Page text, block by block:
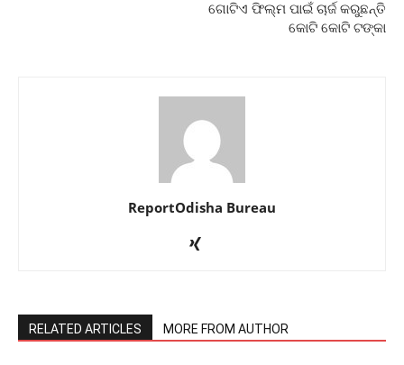
ଗୋଟିଏ ଫିଲ୍ମ ପାଇଁ ଚାର୍ଜ କରୁଛନ୍ତି
କୋଟି କୋଟି ଟଙ୍କା
ReportOdisha Bureau
RELATED ARTICLES MORE FROM AUTHOR